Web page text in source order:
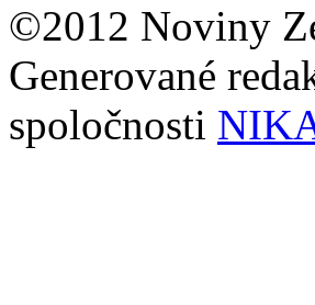
©2012 Noviny
Generované
spoločnosti